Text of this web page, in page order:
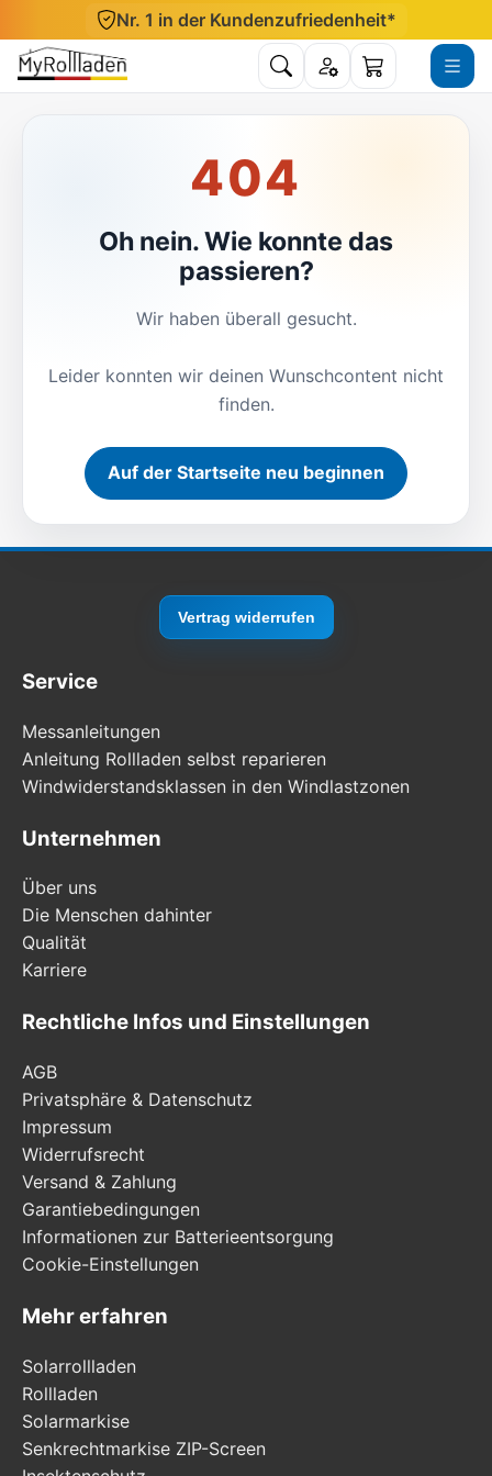
Direkt zum InhaltNr. 1 in der Kundenzufriedenheit*
Suche öffnen
Konto WarenkorbMenü
404
Oh nein. Wie konnte das
passieren?
Wir haben überall gesucht.
Leider konnten wir deinen Wunschcontent nicht
finden.
Auf der Startseite neu beginnen
Vertrag widerrufen
Service
Messanleitungen
Anleitung Rollladen selbst reparieren
Windwiderstandsklassen in den Windlastzonen
Unternehmen
Über uns
Die Menschen dahinter
Qualität
Karriere
Rechtliche Infos und Einstellungen
AGB
Privatsphäre & Datenschutz
Impressum
Widerrufsrecht
Versand & Zahlung
Garantiebedingungen
Informationen zur Batterieentsorgung
Cookie-Einstellungen
Mehr erfahren
Solarrollladen
Rollladen
Solarmarkise
Senkrechtmarkise ZIP-Screen